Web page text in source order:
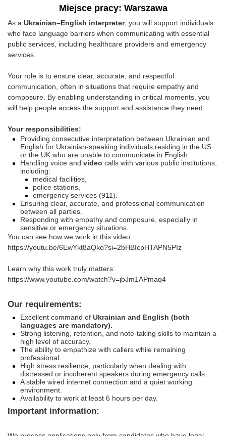
Miejsce pracy: Warszawa
As a Ukrainian–English interpreter, you will support individuals
who face language barriers when communicating with essential
public services, including healthcare providers and emergency
services.
Your role is to ensure clear, accurate, and respectful
communication, often in situations that require empathy and
composure. By enabling understanding in critical moments, you
will help people access the support and assistance they need.
Your responsibilities:
Providing consecutive interpretation between Ukrainian and
English for Ukrainian‑speaking individuals residing in the US
or the UK who are unable to communicate in English.
Handling voice and video calls with various public institutions,
including:
medical facilities,
police stations,
emergency services (911).
Ensuring clear, accurate, and professional communication
between all parties.
Responding with empathy and composure, especially in
sensitive or emergency situations.
You can see how we work in this video:
https://youtu.be/6EwYkt8aQko?si=2bHBIcpHTAPN5PIz
Learn why this work truly matters:
https://www.youtube.com/watch?v=jbJm1APmaq4
Our requirements:
Excellent command of Ukrainian and English (both
languages are mandatory).
Strong listening, retention, and note‑taking skills to maintain a
high level of accuracy.
The ability to empathize with callers while remaining
professional.
High stress resilience, particularly when dealing with
distressed or incoherent speakers during emergency calls.
A stable wired internet connection and a quiet working
environment.
Availability to work at least 6 hours per day.
Important information: